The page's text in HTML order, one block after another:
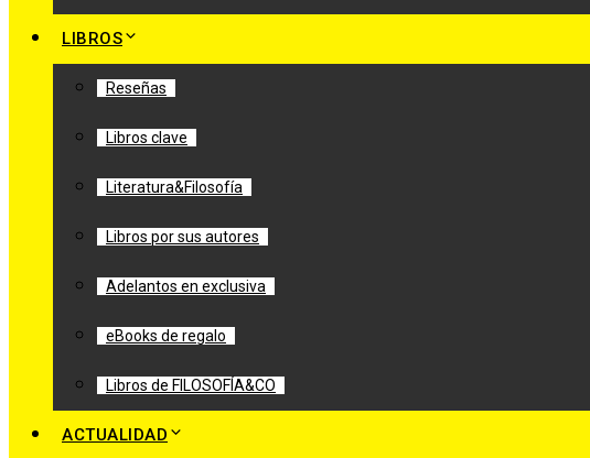
LIBROS
Reseñas
Libros clave
Literatura&Filosofía
Libros por sus autores
Adelantos en exclusiva
eBooks de regalo
Libros de FILOSOFÍA&CO
ACTUALIDAD